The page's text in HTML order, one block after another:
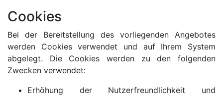
Cookies
Bei der Bereitstellung des vorliegenden Angebotes
werden Cookies verwendet und auf Ihrem System
abgelegt. Die Cookies werden zu den folgenden
Zwecken verwendet:
Erhöhung der Nutzerfreundlichkeit und